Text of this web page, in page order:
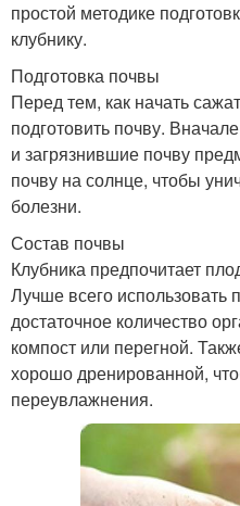
простой методике
клубнику.
Подготовка почвы
Перед тем, как начать
подготовить почву.
и загрязнившие почву
почву на солнце, чтобы
болезни.
Состав почвы
Клубника предпочитает
Лучше всего использовать
достаточное количество
компост или перегной.
хорошо дренированной,
переувлажнения.